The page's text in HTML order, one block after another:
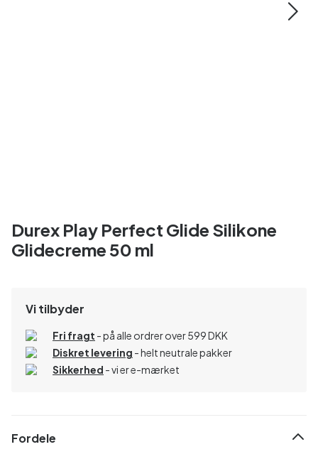
Durex Play Perfect Glide Silikone
Glidecreme 50 ml
Vi tilbyder
Fri fragt - på alle ordrer over 599 DKK
Diskret levering - helt neutrale pakker
Sikkerhed - vi er e-mærket
Fordele